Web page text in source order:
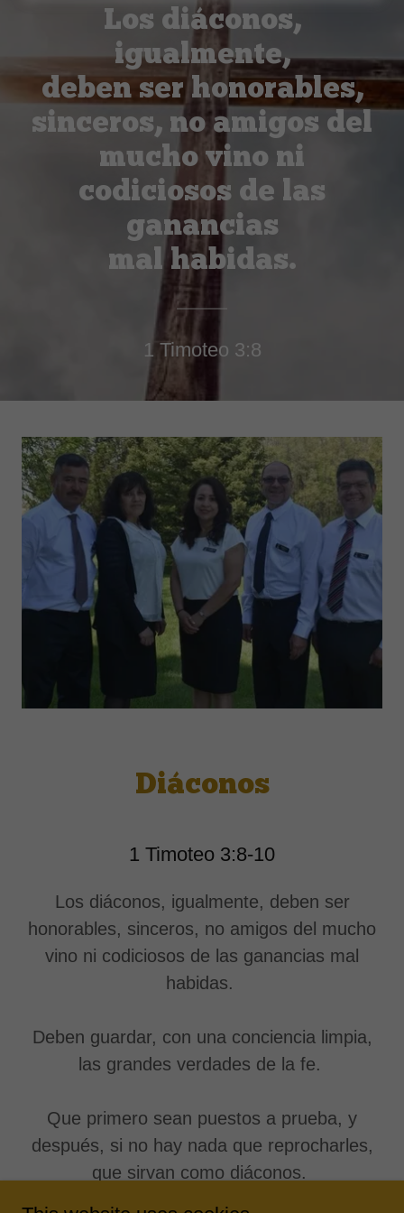
Los diáconos,
igualmente,
deben ser honorables,
sinceros, no amigos del
mucho vino ni
codiciosos de las
ganancias
mal habidas.
1 Timoteo 3:8
Diáconos
1 Timoteo 3:8-10
Los diáconos, igualmente, deben ser
honorables, sinceros, no amigos del mucho
vino ni codiciosos de las ganancias mal
habidas.
Deben guardar, con una conciencia limpia,
las grandes verdades de la fe.
Que primero sean puestos a prueba, y
después, si no hay nada que reprocharles,
que sirvan como diáconos.